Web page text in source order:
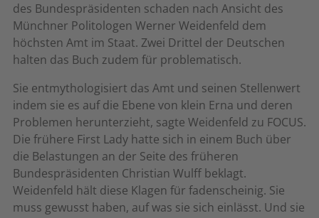
des Bundespräsidenten schaden nach Ansicht des
Münchner Politologen Werner Weidenfeld dem
höchsten Amt im Staat. Zwei Drittel der Deutschen
halten das Buch zudem für problematisch.
Sie entmythologisiert das Amt und seinen Stellenwert
indem sie es auf die Ebene von klein Erna und deren
Problemen herunterzieht, sagte Weidenfeld zu FOCUS.
Die frühere First Lady hatte sich in einem Buch über
die Belastungen an der Seite des früheren
Bundespräsidenten Christian Wulff beklagt.
Weidenfeld hält diese Klagen für fadenscheinig. Sie
muss gewusst haben, auf was sie sich einlässt. Und sie